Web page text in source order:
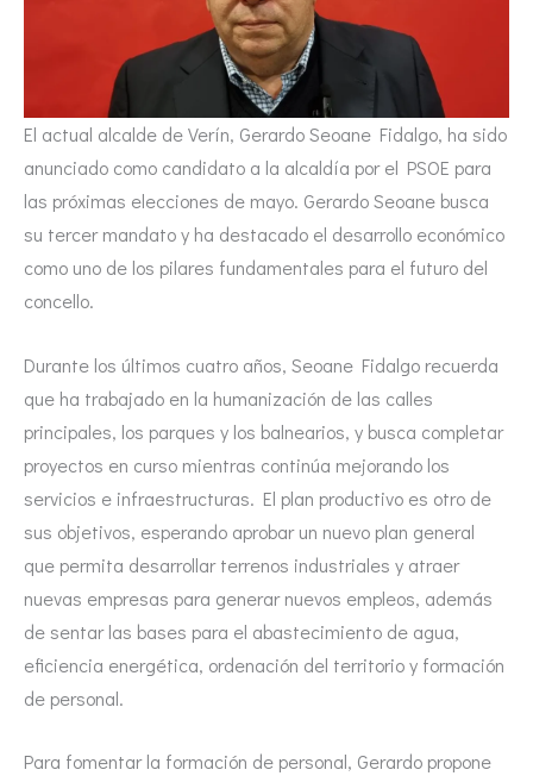
El actual alcalde de Verín, Gerardo Seoane Fidalgo, ha sido
anunciado como candidato a la alcaldía por el PSOE para
las próximas elecciones de mayo. Gerardo Seoane busca
su tercer mandato y ha destacado el desarrollo económico
como uno de los pilares fundamentales para el futuro del
concello.
Durante los últimos cuatro años, Seoane Fidalgo recuerda
que ha trabajado en la humanización de las calles
principales, los parques y los balnearios, y busca completar
proyectos en curso mientras continúa mejorando los
servicios e infraestructuras. El plan productivo es otro de
sus objetivos, esperando aprobar un nuevo plan general
que permita desarrollar terrenos industriales y atraer
nuevas empresas para generar nuevos empleos, además
de sentar las bases para el abastecimiento de agua,
eficiencia energética, ordenación del territorio y formación
de personal.
Para fomentar la formación de personal, Gerardo propone